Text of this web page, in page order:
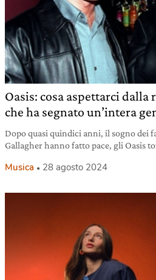
Oasis: cosa aspettarci
che ha segnato un’intera
Dopo quasi quindici anni, il sogno dei
Gallagher hanno fatto pace, gli Oasis
Musica 28 agosto 2024